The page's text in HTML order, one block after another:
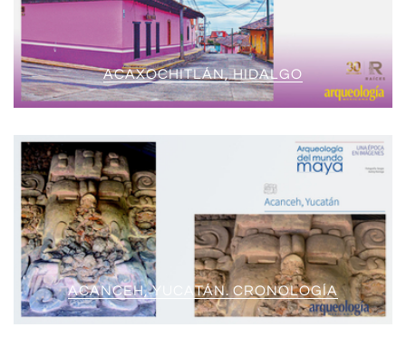
ACAXOCHITLÁN, HIDALGO
ACANCEH, YUCATÁN. CRONOLOGÍA